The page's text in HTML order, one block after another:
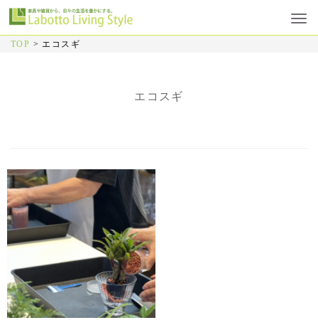
TOP >エコスギ
エコスギ